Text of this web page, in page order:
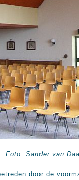
Foto: Sander van
door de